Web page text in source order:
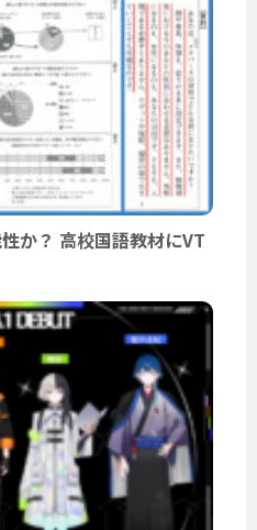
か？ 高校国語教材にVT